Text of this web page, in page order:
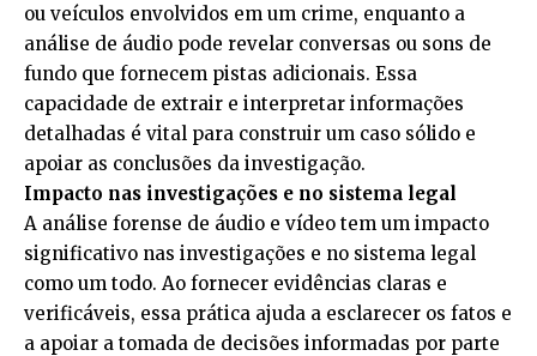
ou veículos envolvidos em um crime, enquanto a
análise de áudio pode revelar conversas ou sons de
fundo que fornecem pistas adicionais. Essa
capacidade de extrair e interpretar informações
detalhadas é vital para construir um caso sólido e
apoiar as conclusões da investigação.
Impacto nas investigações e no sistema legal
A análise forense de áudio e vídeo tem um impacto
significativo nas investigações e no sistema legal
como um todo. Ao fornecer evidências claras e
verificáveis, essa prática ajuda a esclarecer os fatos e
a apoiar a tomada de decisões informadas por parte